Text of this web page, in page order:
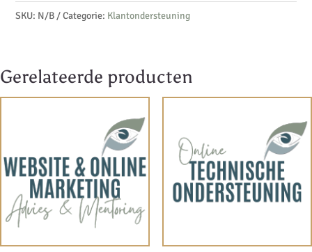
SKU: N/B Categorie: Klantondersteuning
Gerelateerde producten